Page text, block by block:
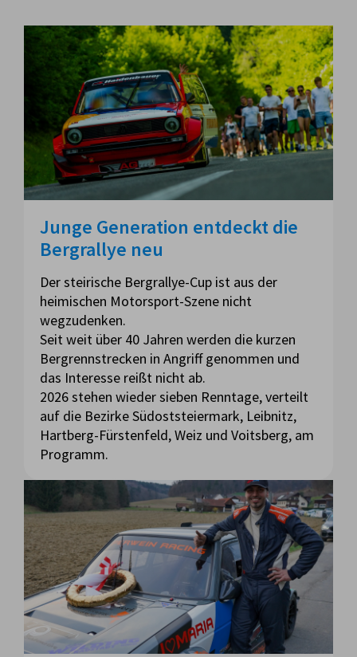
Junge Generation entdeckt die
Bergrallye neu
Der steirische Bergrallye-Cup ist aus der
heimischen Motorsport-Szene nicht
wegzudenken.
Seit weit über 40 Jahren werden die kurzen
Bergrennstrecken in Angriff genommen und
das Interesse reißt nicht ab.
2026 stehen wieder sieben Renntage, verteilt
auf die Bezirke Südoststeiermark, Leibnitz,
Hartberg-Fürstenfeld, Weiz und Voitsberg, am
Programm.